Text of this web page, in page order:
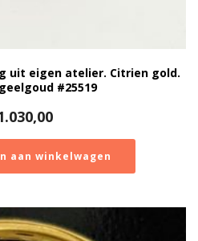
uit eigen atelier. Citrien gold.
#25519
aan winkelwagen